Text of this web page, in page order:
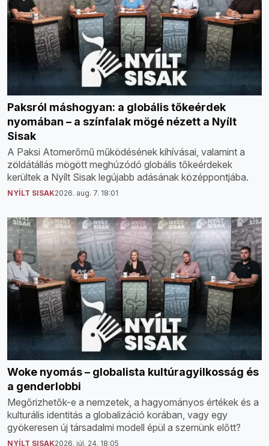
Paksról máshogyan: a globális tőkeérdek
nyomában – a színfalak mögé nézett a Nyílt
Sisak
A Paksi Atomerőmű működésének kihívásai, valamint a
zöldátállás mögött meghúzódó globális tőkeérdekek
kerültek a Nyílt Sisak legújabb adásának középpontjába.
NYÍLT SISAK2026. aug. 7. 18:01
Woke nyomás – globalista kultúragyilkosság és
a genderlobbi
Megőrizhetők-e a nemzetek, a hagyományos értékek és a
kulturális identitás a globalizáció korában, vagy egy
gyökeresen új társadalmi modell épül a szemünk előtt?
NYÍLT SISAK2026. júl. 24. 18:05